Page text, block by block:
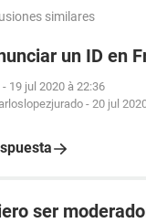
similares
un ID en
- 19 jul 2020 à 22:36
- 20 jul
ser